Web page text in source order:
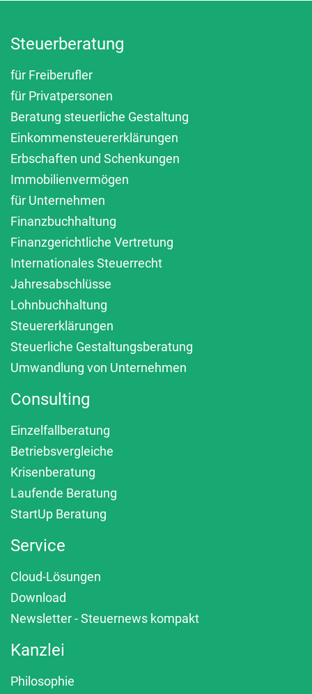
Steuerberatung
für Freiberufler
für Privatpersonen
Beratung steuerliche Gestaltung
Einkommensteuererklärungen
Erbschaften und Schenkungen
Immobilienvermögen
für Unternehmen
Finanzbuchhaltung
Finanzgerichtliche Vertretung
Internationales Steuerrecht
Jahresabschlüsse
Lohnbuchhaltung
Steuererklärungen
Steuerliche Gestaltungsberatung
Umwandlung von Unternehmen
Consulting
Einzelfallberatung
Betriebsvergleiche
Krisenberatung
Laufende Beratung
StartUp Beratung
Service
Cloud-Lösungen
Download
Newsletter - Steuernews kompakt
Kanzlei
Philosophie